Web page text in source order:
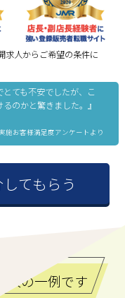
求人からご希望の条件に
とても不安でしたが、こ
のかと驚きました。』
施お客様満足度アンケートより
てもらう
人の一例です